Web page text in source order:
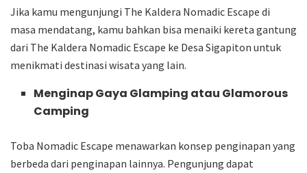
Jika kamu mengunjungi The Kaldera Nomadic Escape di
masa mendatang, kamu bahkan bisa menaiki kereta gantung
dari The Kaldera Nomadic Escape ke Desa Sigapiton untuk
menikmati destinasi wisata yang lain.
Menginap Gaya Glamping atau Glamorous
Camping
Toba Nomadic Escape menawarkan konsep penginapan yang
berbeda dari penginapan lainnya. Pengunjung dapat